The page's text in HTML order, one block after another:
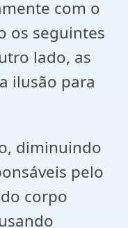
com o
os seguintes
lado, as
ilusão para
diminuindo
pelo
corpo